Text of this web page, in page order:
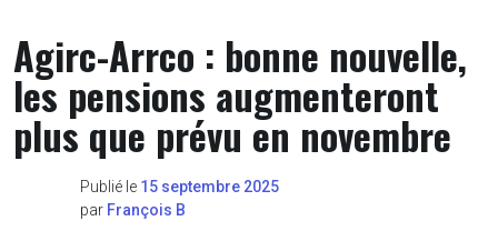
Agirc-Arrco : bonne nouvelle,
les pensions augmenteront
plus que prévu en novembre
Publié le 15 septembre 2025
par François B